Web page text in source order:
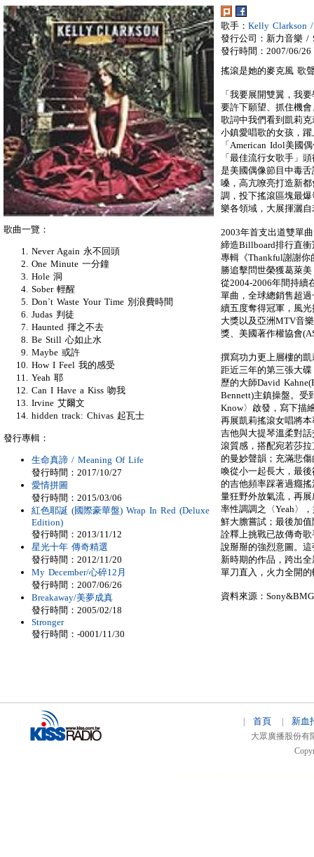
歌手： Kelly Clarkson
發行公司：新力音樂 /
發行時間：2007/06/26
搖滾是她的麥克風 歌
「我要展開雙翼，我
要許下願望、抓住機
歌詞中我們看到凱莉
小鎮愛唱歌的女孩，
「American Idol美國
「最佳流行女歌手」
是美國偶像節目中毒
嗓，高亢嘹亮打造新
調，投下搖滾區塊最
樂各領域，大展揮灑
2003年首支出道雙單
締造Billboard排行直
專輯《Thankful謝謝
勝追擊問世榮獲葛萊
從2004-2006年間持續
單曲，全球總銷售超
續五度奪得冠軍，風
大獎以及亞洲MTV音
獎、美國著作權協會
撰寫功力更上層樓的
距近三年的第三張大
歷的大師David
Bennett)主鎮操盤。受
Know〉啟發，寫下描
再展凱莉搖滾女唱將
吉他與大提琴溫柔對
滾質感，搭配宛若莎
的曼妙聲韻；充滿悲
喚從小一起長大，最
的吉他頻率踩著過癮
量狂野外放氣流，再
率性調調之〈Yeah〉
鮮大膽嘗試；最後加
詮釋上挑戰已故傳奇
說掰掰的強烈意圖。
新時期的作品，跨出
單刀直入，火力全開
資料來源：Sony&BMG
歌曲一覽：
Never Again 永不回頭
One Minute 一分鐘
Hole 洞
Sober 輕醒
Don`t Waste Your Time 別浪費時間
Judas 判徒
Haunted 揮之不去
Be Still 心如止水
Maybe 或許
How I Feel 我的感受
Yeah 耶
Can I Have a Kiss 吻我
Irvine 艾爾文
hidden track: Chivas 起瓦士
發行專輯：
生命真諦 / Meaning Of Life
發行時間：2017/10/27
愛情拼圖
發行時間：2015/03/06
紅色耶誕 (國際豪華盤) Wrap In Red (Deluxe
Edition)
發行時間：2013/11/12
星光十年 傳奇精選
發行時間：2012/11/20
My December/心碎12月
發行時間：2007/06/26
Breakaway/美夢成真
發行時間：2005/02/18
Stronger
發行時間：-0001/11/30
首頁 新血
大眾廣播股份有